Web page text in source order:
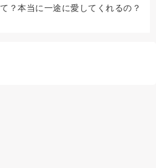
て？本当に一途に愛してくれるの？